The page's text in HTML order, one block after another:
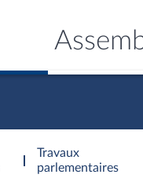
Travaux
parlementaires